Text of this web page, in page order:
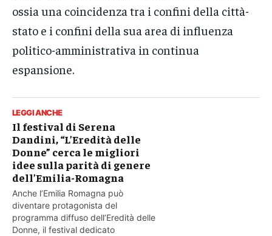
ossia una coincidenza tra i confini della città-
stato e i confini della sua area di influenza
politico-amministrativa in continua
espansione.
LEGGI ANCHE
Il festival di Serena
Dandini, “L’Eredità delle
Donne” cerca le migliori
idee sulla parità di genere
dell’Emilia-Romagna
Anche l’Emilia Romagna può
diventare protagonista del
programma diffuso dell’Eredità delle
Donne, il festival dedicato